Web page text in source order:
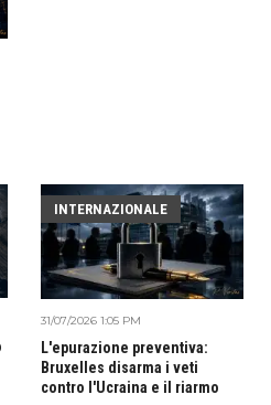
INTERNAZIONALE
31/07/2026 1:05 PM
L'epurazione preventiva:
Bruxelles disarma i veti
contro l'Ucraina e il riarmo